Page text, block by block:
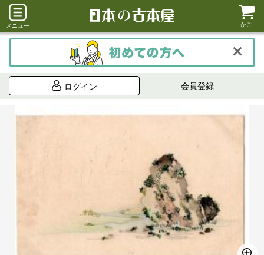
メニュー かご
ログイン 会員登録